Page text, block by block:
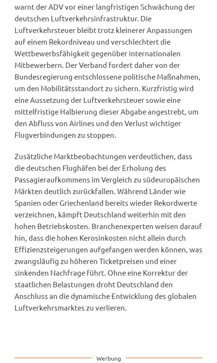
warnt der ADV vor einer langfristigen Schwächung der
deutschen Luftverkehrsinfrastruktur. Die
Luftverkehrsteuer bleibt trotz kleinerer Anpassungen
auf einem Rekordniveau und verschlechtert die
Wettbewerbsfähigkeit gegenüber internationalen
Mitbewerbern. Der Verband fordert daher von der
Bundesregierung entschlossene politische Maßnahmen,
um den Mobilitätsstandort zu sichern. Kurzfristig wird
eine Aussetzung der Luftverkehrsteuer sowie eine
mittelfristige Halbierung dieser Abgabe angestrebt, um
den Abfluss von Airlines und den Verlust wichtiger
Flugverbindungen zu stoppen.
Zusätzliche Marktbeobachtungen verdeutlichen, dass
die deutschen Flughäfen bei der Erholung des
Passagieraufkommens im Vergleich zu südeuropäischen
Märkten deutlich zurückfallen. Während Länder wie
Spanien oder Griechenland bereits wieder Rekordwerte
verzeichnen, kämpft Deutschland weiterhin mit den
hohen Betriebskosten. Branchenexperten weisen darauf
hin, dass die hohen Kerosinkosten nicht allein durch
Effizienzsteigerungen aufgefangen werden können, was
zwangsläufig zu höheren Ticketpreisen und einer
sinkenden Nachfrage führt. Ohne eine Korrektur der
staatlichen Belastungen droht Deutschland den
Anschluss an die dynamische Entwicklung des globalen
Luftverkehrsmarktes zu verlieren.
Werbung